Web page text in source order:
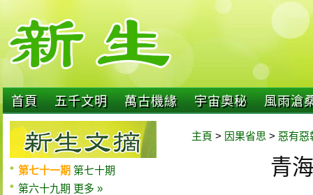
首頁 五千文明 萬古機緣 宇宙奧秘 風雨滄
第七十一期 第七十期
第六十九期 更多 »
主頁 > 因果省思 > 惡有惡
青